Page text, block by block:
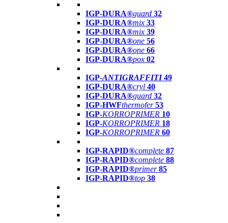
IGP-DURA®guard 32
IGP-DURA®mix 33
IGP-DURA®mix 39
IGP-DURA®one 56
IGP-DURA®one 66
IGP-DURA®pox 02
IGP-ANTIGRAFFITI49
IGP-DURA®cryl 40
IGP-DURA®guard 32
IGP-HWFthermofer 53
IGP-KORROPRIMER 10
IGP-KORROPRIMER 18
IGP-KORROPRIMER 60
IGP-RAPID®complete 87
IGP-RAPID®complete 88
IGP-RAPID®primer 85
IGP-RAPID®top 38